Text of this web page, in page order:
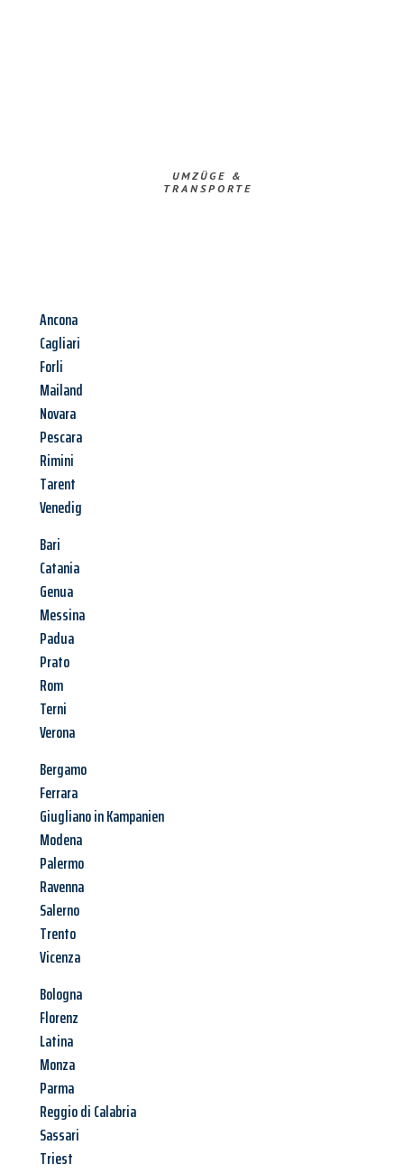
UMZÜGE &
TRANSPORTE
Ancona
Cagliari
Forli
Mailand
Novara
Pescara
Rimini
Tarent
Venedig
Bari
Catania
Genua
Messina
Padua
Prato
Rom
Terni
Verona
Bergamo
Ferrara
Giugliano in Kampanien
Modena
Palermo
Ravenna
Salerno
Trento
Vicenza
Bologna
Florenz
Latina
Monza
Parma
Reggio di Calabria
Sassari
Triest